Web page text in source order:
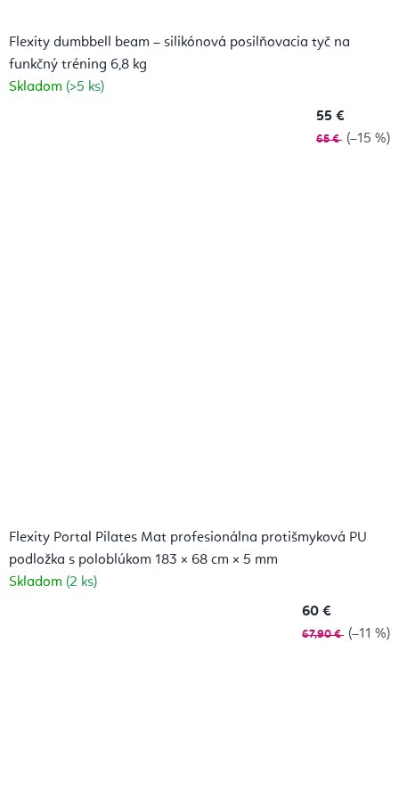
Flexity dumbbell beam – silikónová posilňovacia tyč na
funkčný tréning 6,8 kg
Skladom (>5 ks)
55 €
65 € (–15 %)
Flexity Portal Pilates Mat profesionálna protišmyková PU
podložka s poloblúkom 183 × 68 cm × 5 mm
Skladom (2 ks)
60 €
67,90 € (–11 %)